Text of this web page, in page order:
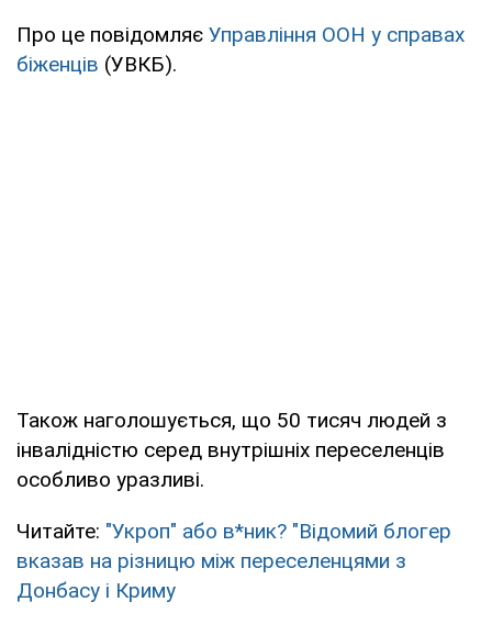
Про це повідомляє Управління ООН у справах
біженців (УВКБ).
Також наголошується, що 50 тисяч людей з
інвалідністю серед внутрішніх переселенців
особливо уразливі.
Читайте: "Укроп" або в*ник? "Відомий блогер
вказав на різницю між переселенцями з
Донбасу і Криму